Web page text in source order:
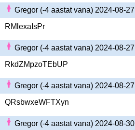
Gregor (-4 aastat vana) 2024-08-27
RMlexaIsPr
Gregor (-4 aastat vana) 2024-08-27
RkdZMpzoTEbUP
Gregor (-4 aastat vana) 2024-08-27
QRsbwxeWFTXyn
Gregor (-4 aastat vana) 2024-08-30